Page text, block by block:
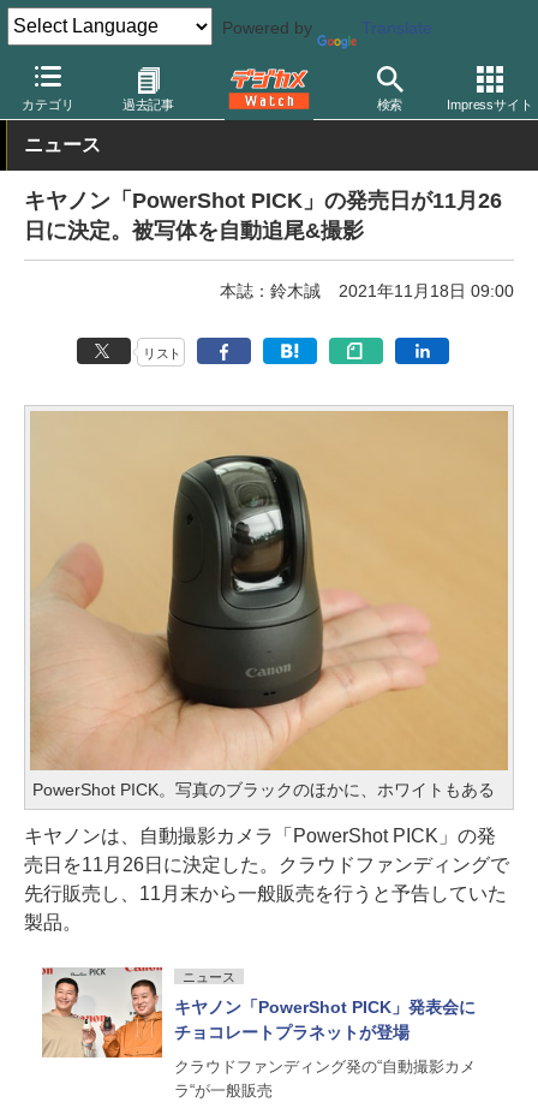
Powered by Translate
カテゴリ 過去記事 検索 Impressサイト
デジカメ Watch カメラ レンズ一体型（コンパクト）カメラ キ
ニュース
キヤノン「PowerShot PICK」の発売日が11月26
日に決定。被写体を自動追尾&撮影
本誌：鈴木誠 2021年11月18日 09:00
リスト
PowerShot PICK。写真のブラックのほかに、ホワイトもある
キヤノンは、自動撮影カメラ「PowerShot PICK」の発
売日を11月26日に決定した。クラウドファンディングで
先行販売し、11月末から一般販売を行うと予告していた
製品。
ニュース
キヤノン「PowerShot PICK」発表会に
チョコレートプラネットが登場
クラウドファンディング発の“自動撮影カメ
ラ“が一般販売